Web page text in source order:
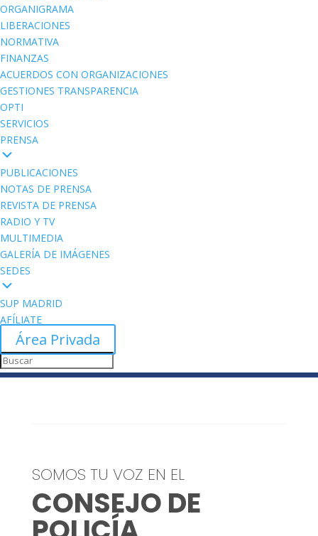
ORGANIGRAMA
LIBERACIONES
NORMATIVA
FINANZAS
ACUERDOS CON ORGANIZACIONES
GESTIONES TRANSPARENCIA
OPTI
SERVICIOS
PRENSA
PUBLICACIONES
NOTAS DE PRENSA
REVISTA DE PRENSA
RADIO Y TV
MULTIMEDIA
GALERÍA DE IMÁGENES
SEDES
SUP MADRID
AFÍLIATE
Área Privada
SOMOS TU VOZ EN EL
CONSEJO DE